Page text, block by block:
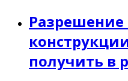
получить в